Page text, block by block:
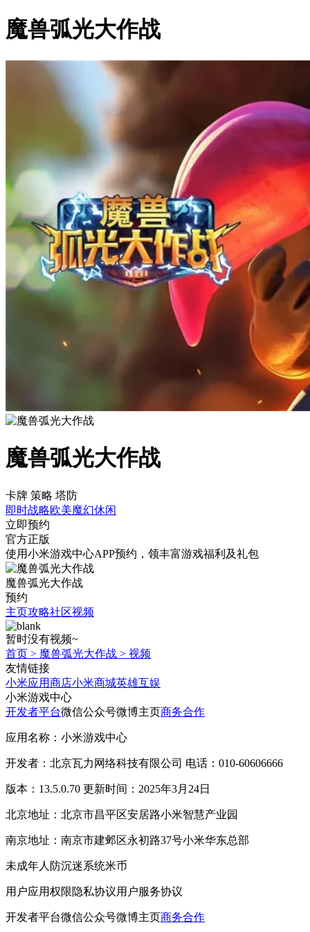
魔兽弧光大作战
魔兽弧光大作战
卡牌 策略 塔防
即时战略欧美魔幻休闲
立即预约
官方正版
使用小米游戏中心APP预约 ，领丰富游戏福利 及礼包
魔兽弧光大作战
预约
主页攻略社区视频
暂时没有视频~
首页 > 魔兽弧光大作战 > 视频
友情链接
小米应用商店小米商城英雄互娱
小米游戏中心
开发者平台微信公众号微博主页商务合作
应用名称：小米游戏中心
开发者：北京瓦力网络科技有限公司 电话：010-60606666
版本：13.5.0.70 更新时间：2025年3月24日
北京地址：北京市昌平区安居路小米智慧产业园
南京地址：南京市建邺区永初路37号小米华东总部
未成年人防沉迷系统米币
用户应用权限隐私协议用户服务协议
开发者平台微信公众号微博主页商务合作